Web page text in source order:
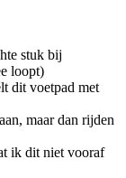
stuk bij
loopt)
dit voetpad met
maar dan rijden
ik dit niet vooraf